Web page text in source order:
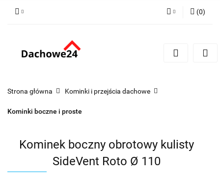
Zarejestruj się
(0)
Strona główna Kominki i przejścia dachowe
Kominki boczne i proste
Kominek boczny obrotowy kulisty
SideVent Roto Ø 110